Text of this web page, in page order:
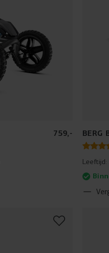
759,- BERG
Leeftijd: